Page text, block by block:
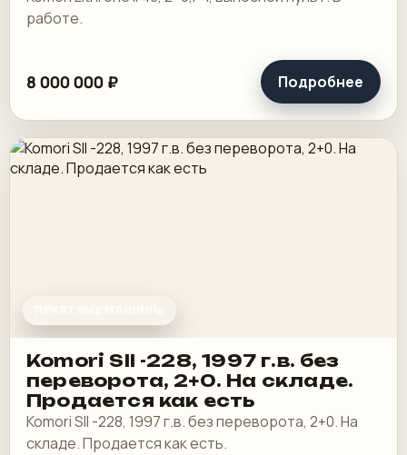
работе.
8 000 000 ₽ Подробнее
Komori SII -228, 1997 г.в. без
переворота, 2+0. На складе.
Продается как есть
Komori SII -228, 1997 г.в. без переворота, 2+0. На
складе. Продается как есть.